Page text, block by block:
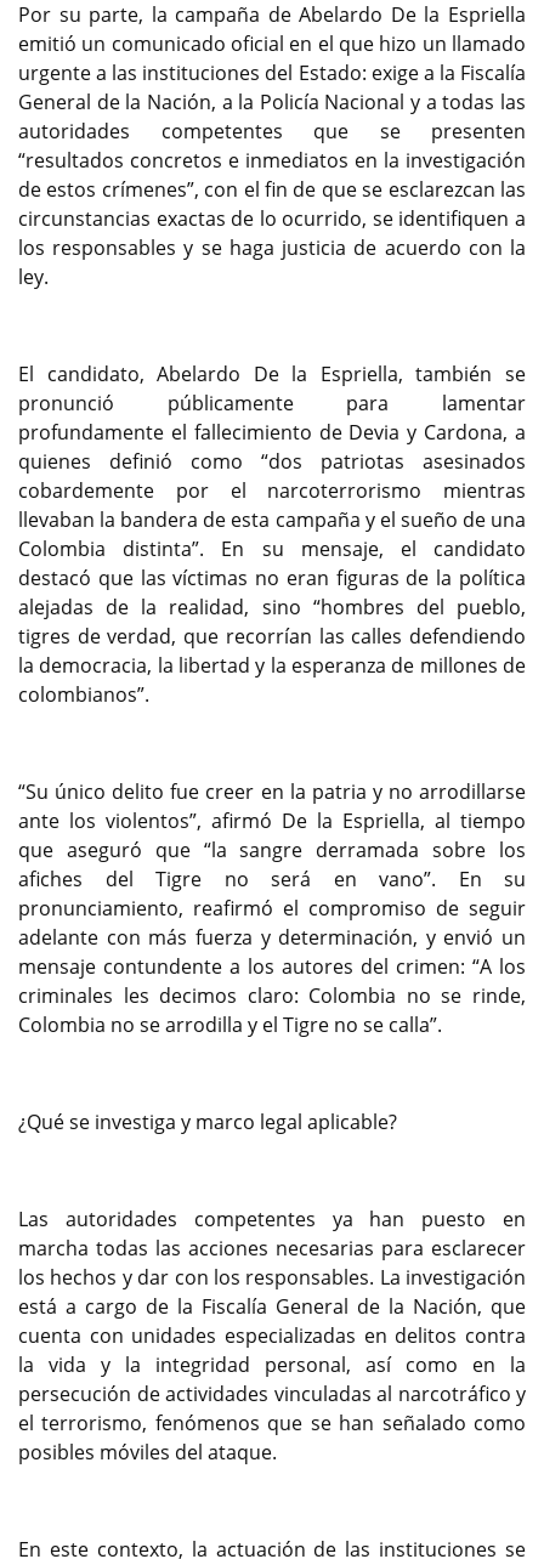
Por su parte, la campaña de Abelardo De la Espriella
emitió un comunicado oficial en el que hizo un llamado
urgente a las instituciones del Estado: exige a la Fiscalía
General de la Nación, a la Policía Nacional y a todas las
autoridades competentes que se presenten
“resultados concretos e inmediatos en la investigación
de estos crímenes”, con el fin de que se esclarezcan las
circunstancias exactas de lo ocurrido, se identifiquen a
los responsables y se haga justicia de acuerdo con la
ley.
El candidato, Abelardo De la Espriella, también se
pronunció públicamente para lamentar
profundamente el fallecimiento de Devia y Cardona, a
quienes definió como “dos patriotas asesinados
cobardemente por el narcoterrorismo mientras
llevaban la bandera de esta campaña y el sueño de una
Colombia distinta”. En su mensaje, el candidato
destacó que las víctimas no eran figuras de la política
alejadas de la realidad, sino “hombres del pueblo,
tigres de verdad, que recorrían las calles defendiendo
la democracia, la libertad y la esperanza de millones de
colombianos”.
“Su único delito fue creer en la patria y no arrodillarse
ante los violentos”, afirmó De la Espriella, al tiempo
que aseguró que “la sangre derramada sobre los
afiches del Tigre no será en vano”. En su
pronunciamiento, reafirmó el compromiso de seguir
adelante con más fuerza y determinación, y envió un
mensaje contundente a los autores del crimen: “A los
criminales les decimos claro: Colombia no se rinde,
Colombia no se arrodilla y el Tigre no se calla”.
¿Qué se investiga y marco legal aplicable?
Las autoridades competentes ya han puesto en
marcha todas las acciones necesarias para esclarecer
los hechos y dar con los responsables. La investigación
está a cargo de la Fiscalía General de la Nación, que
cuenta con unidades especializadas en delitos contra
la vida y la integridad personal, así como en la
persecución de actividades vinculadas al narcotráfico y
el terrorismo, fenómenos que se han señalado como
posibles móviles del ataque.
En este contexto, la actuación de las instituciones se